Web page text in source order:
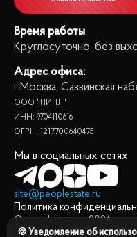
Время работы
Круглосуточно, без
Адрес офиса:
г.Москва, Саввинская
ООО "ПИПЛ"
ИНН: 9704110616
ОГРН: 1217700640475
Мы в социальных сетях
site@peoplestate.ru
Политика
© peoplestate.ru2026
Представленная на сайте
🍪 Уведомление об